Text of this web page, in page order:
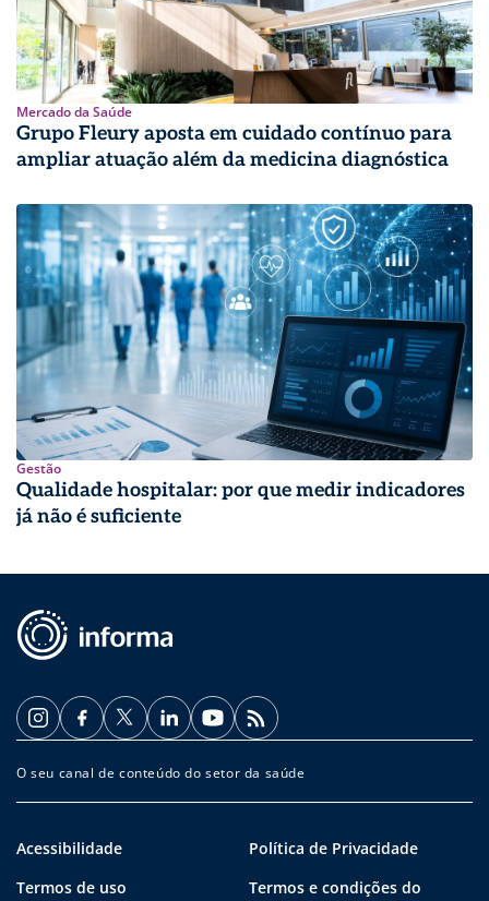
Mercado da Saúde
Grupo Fleury aposta em cuidado contínuo para
ampliar atuação além da medicina diagnóstica
Gestão
Qualidade hospitalar: por que medir indicadores
já não é suficiente
O seu canal de conteúdo do setor da saúde
Acessibilidade
Política de Privacidade
Termos de uso
Termos e condições do